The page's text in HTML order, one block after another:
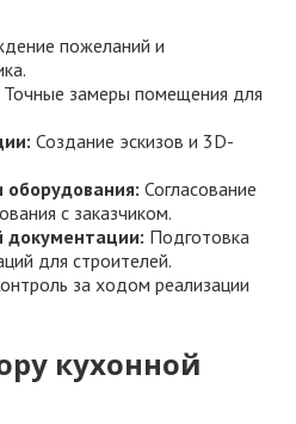
пожеланий и
Точные замеры помещения для
Создание эскизов и 3D-
Согласование
с заказчиком.
документации: Подготовка
для строителей.
за ходом реализации
кухонной